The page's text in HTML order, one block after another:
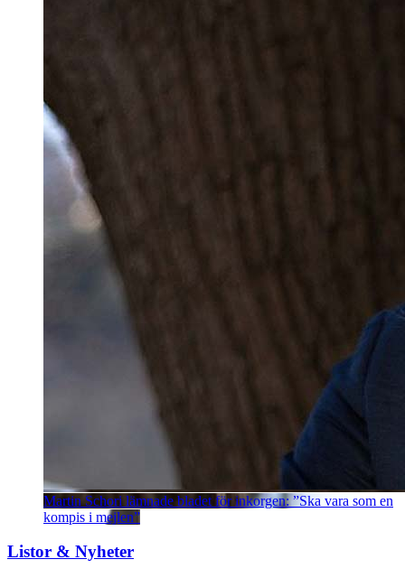
Martin Schori lämnade bladet för inkorgen: ”Ska vara som en
kompis i mejlen”
Listor & Nyheter